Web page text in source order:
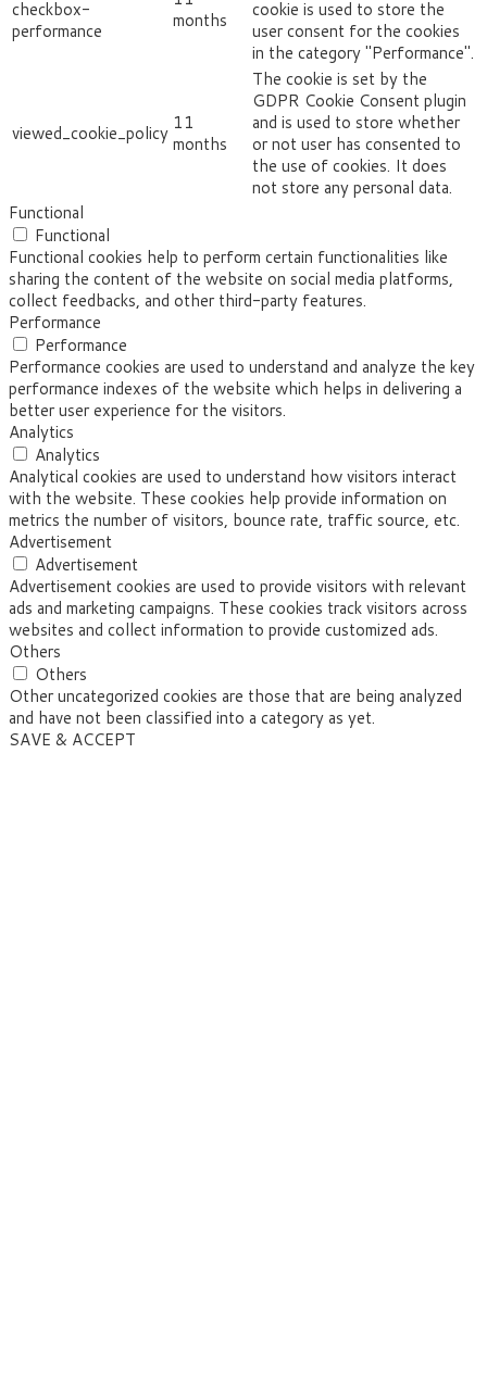
checkbox-
performance
months
cookie is used to store the
user consent for the cookies
in the category "Performance".
viewed_cookie_policy 11
months
The cookie is set by the
GDPR Cookie Consent plugin
and is used to store whether
or not user has consented to
the use of cookies. It does
not store any personal data.
Functional
Functional
Functional cookies help to perform certain functionalities like
sharing the content of the website on social media platforms,
collect feedbacks, and other third-party features.
Performance
Performance
Performance cookies are used to understand and analyze the key
performance indexes of the website which helps in delivering a
better user experience for the visitors.
Analytics
Analytics
Analytical cookies are used to understand how visitors interact
with the website. These cookies help provide information on
metrics the number of visitors, bounce rate, traffic source, etc.
Advertisement
Advertisement
Advertisement cookies are used to provide visitors with relevant
ads and marketing campaigns. These cookies track visitors across
websites and collect information to provide customized ads.
Others
Others
Other uncategorized cookies are those that are being analyzed
and have not been classified into a category as yet.
SAVE & ACCEPT